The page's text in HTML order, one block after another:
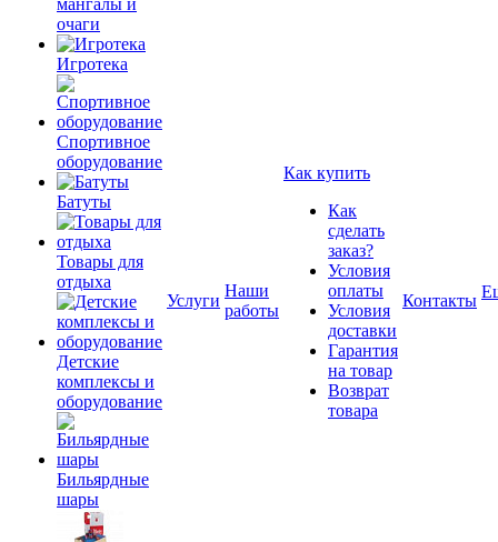
мангалы и
очаги
Игротека
Спортивное
оборудование
Батуты
Товары для
отдыха
Детские
комплексы и
оборудование
Бильярдные
шары
Услуги
Наши
работы
Как купить
Как
сделать
заказ?
Условия
оплаты
Условия
доставки
Гарантия
на товар
Возврат
товара
Контакты